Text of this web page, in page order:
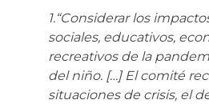
1.“Considerar los
sociales, educativos,
recreativos de la
del niño. […] El comité
situaciones de crisis, el